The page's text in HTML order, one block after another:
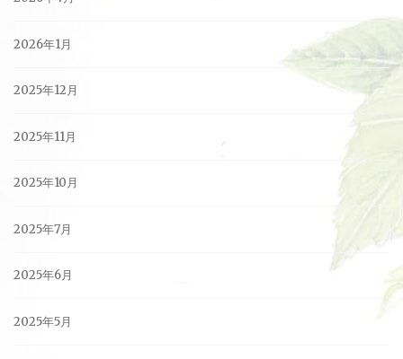
2026年1月
2025年12月
2025年11月
2025年10月
2025年7月
2025年6月
2025年5月